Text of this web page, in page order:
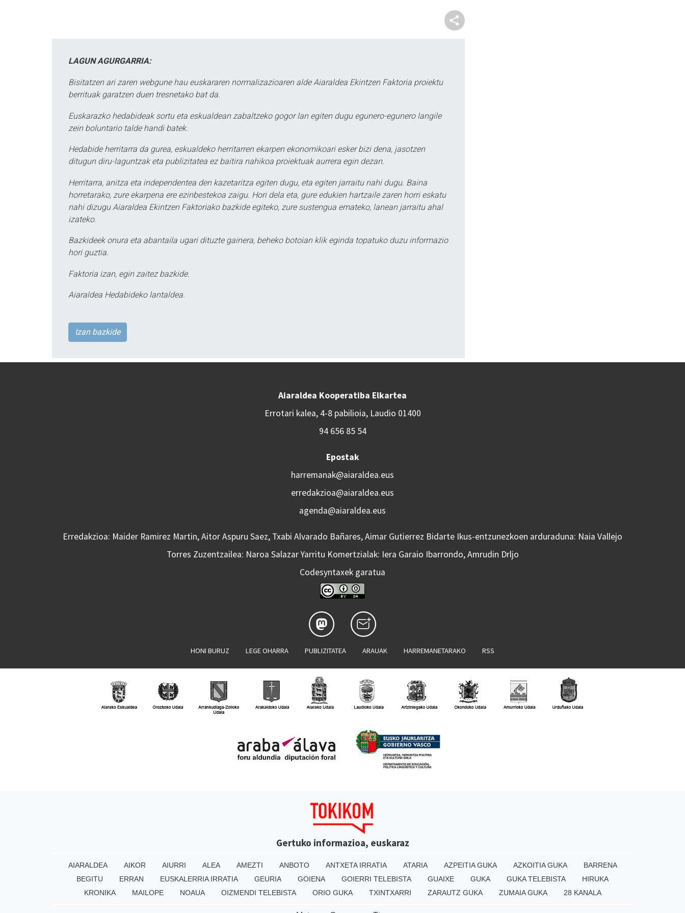
LAGUN AGURGARRIA:
Bisitatzen ari zaren webgune hau euskararen normalizazioaren alde Aiaraldea Ekintzen Faktoria proiektu
berrituak garatzen duen tresnetako bat da.
Euskarazko hedabideak sortu eta eskualdean zabaltzeko gogor lan egiten dugu egunero-egunero langile
zein boluntario talde handi batek.
Hedabide herritarra da gurea, eskualdeko herritarren ekarpen ekonomikoari esker bizi dena, jasotzen
ditugun diru-laguntzak eta publizitatea ez baitira nahikoa proiektuak aurrera egin dezan.
Herritarra, anitza eta independentea den kazetaritza egiten dugu, eta egiten jarraitu nahi dugu. Baina
horretarako, zure ekarpena ere ezinbestekoa zaigu. Hori dela eta, gure edukien hartzaile zaren horri eskatu
nahi dizugu Aiaraldea Ekintzen Faktoriako bazkide egiteko, zure sustengua emateko, lanean jarraitu ahal
izateko.
Bazkideek onura eta abantaila ugari dituzte gainera, beheko botoian klik eginda topatuko duzu informazio
hori guztia.
Faktoria izan, egin zaitez bazkide.
Aiaraldea Hedabideko lantaldea.
Izan bazkide
Aiaraldea Kooperatiba Elkartea
Errotari kalea, 4-8 pabilioia, Laudio 01400
94 656 85 54
Epostak
harremanak@aiaraldea.eus
erredakzioa@aiaraldea.eus
agenda@aiaraldea.eus
Erredakzioa: Maider Ramirez Martin, Aitor Aspuru Saez, Txabi Alvarado Bañares, Aimar Gutierrez Bidarte Ikus-entzunezkoen arduraduna: Naia Vallejo
Torres Zuzentzailea: Naroa Salazar Yarritu Komertzialak: Iera Garaio Ibarrondo, Amrudin Drljo
Codesyntaxek garatua
HONI BURUZ LEGE OHARRA PUBLIZITATEA ARAUAK HARREMANETARAKO RSS
Gertuko informazioa, euskaraz
AIARALDEA AIKOR AIURRI ALEA AMEZTI ANBOTO ANTXETA IRRATIA ATARIA AZPEITIA GUKA AZKOITIA GUKA
BARRENA
BEGITU
ERRAN EUSKALERRIA IRRATIA GEURIA GOIENA GOIERRI TELEBISTA GUAIXE GUKA GUKA TELEBISTA
HIRUKA
KRONIKA
MAILOPE NOAUA OIZMENDI TELEBISTA ORIO GUKA TXINTXARRI ZARAUTZ GUKA ZUMAIA GUKA 28 KANALA